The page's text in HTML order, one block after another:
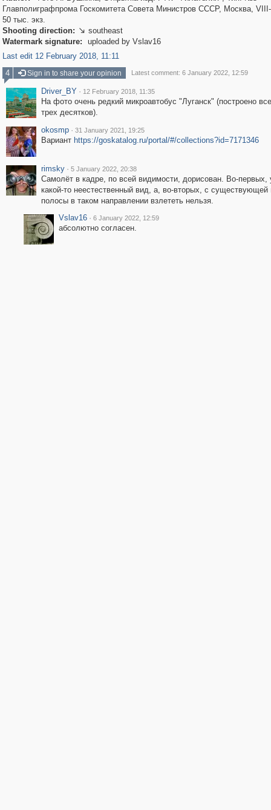
Главполиграфпрома Госкомитета Совета Министров СССР, Москва,
50 тыс. экз.
Shooting direction:  southeast
Watermark signature:
uploaded by Vslav16
Last edit 12 February 2018, 11:11
4
Sign in to share your opinion Latest comment: 6 January 2022, 12:59
Driver_BY · 12 February 2018, 11:35
На фото очень редкий микроавтобус "Луганск" (построено
трех десятков).
okosmp · 31 January 2021, 19:25
Вариант https://goskatalog.ru/portal/#/collections?id=7171346
rimsky · 5 January 2022, 20:38
Самолёт в кадре, по всей видимости, дорисован. Во-первых,
какой-то неестественный вид, а, во-вторых, с существующей
полосы в таком направлении взлететь нельзя.
Vslav16 · 6 January 2022, 12:59
абсолютно согласен.